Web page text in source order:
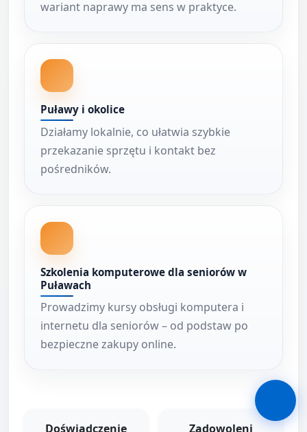
wariant naprawy ma sens w praktyce.
Puławy i okolice
Działamy lokalnie, co ułatwia szybkie
przekazanie sprzętu i kontakt bez
pośredników.
Szkolenia komputerowe dla seniorów w
Puławach
Prowadzimy kursy obsługi komputera i
internetu dla seniorów – od podstaw po
bezpieczne zakupy online.
Doświadczenie Zadowoleni